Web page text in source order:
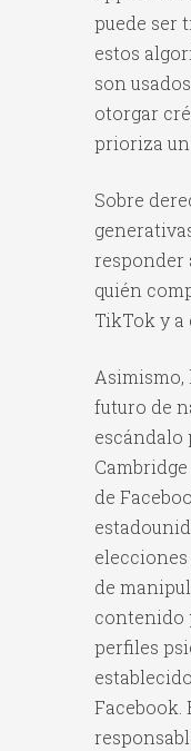
puede ser
estos
son
otorgar
prioriza
Sobre
responder
quién
TikTok y a
Asimismo,
futuro de
escándalo
de
elecciones
de
contenido
perfiles
Facebook.